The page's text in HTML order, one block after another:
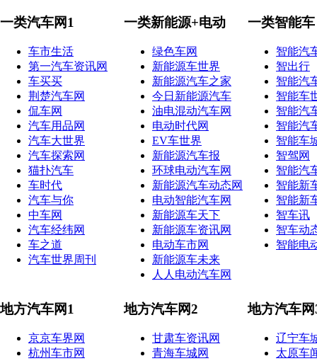
一类汽车网1
车市生活
第一汽车资讯网
车买买
荆楚汽车网
侃车网
汽车用品网
汽车大世界
汽车探索网
猫扑汽车
车时代
汽车与你
中车网
汽车经纬网
车之道
汽车世界周刊
一类新能源+电动
绿色车网
新能源车世界
新能源汽车之家
今日新能源汽车
油电混动汽车网
电动时代网
EV车世界
新能源汽车报
环球电动汽车网
新能源汽车动态网
电动智能汽车网
新能源车天下
新能源车资讯网
电动车市网
新能源车未来
人人电动汽车网
一类智能车
智能汽
智出行
智能汽
智能车
智能汽
智能汽
智能车
智驾网
智能汽
智能新
智能新
智车讯
智车动
智能电
地方汽车网1
京京车界网
杭州车市网
地方汽车网2
甘肃车资讯网
青海车城网
地方汽车网
辽宁车
太原车